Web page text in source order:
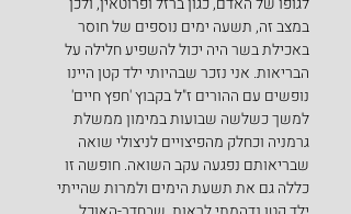
במצב זה, תשעה ימים נוספים של חוסר
באכילת בשר היה יכול להשפיע חלילה על
הבריאות. אני נזכר שבהיותי ילד קטן היינו
נופשים עם ההורים ז"ל בקבוץ 'חפץ חיים'
למשך כשלשה שבועות במימון ממשלת
גרמניה וכחלק מהפיצויים לניצולי שואה
שבריאותם נפגעה עקב השואה. חופשה זו
כללה גם את תשעת הימים ולמרות שהייתי